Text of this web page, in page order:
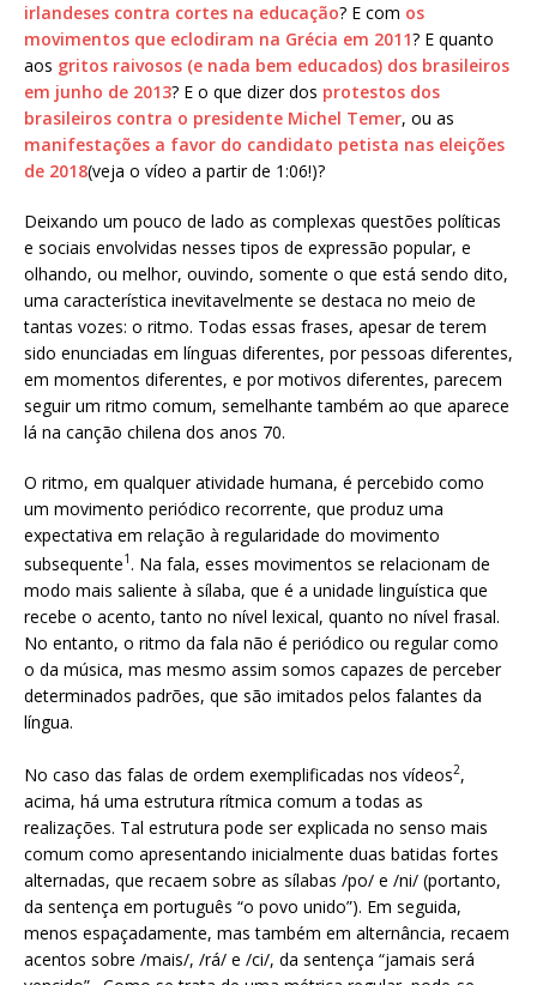
irlandeses contra cortes na educação? E com os
movimentos que eclodiram na Grécia em 2011? E quanto
aos gritos raivosos (e nada bem educados) dos brasileiros
em junho de 2013? E o que dizer dos protestos dos
brasileiros contra o presidente Michel Temer, ou as
manifestações a favor do candidato petista nas eleições
de 2018(veja o vídeo a partir de 1:06!)?
Deixando um pouco de lado as complexas questões políticas
e sociais envolvidas nesses tipos de expressão popular, e
olhando, ou melhor, ouvindo, somente o que está sendo dito,
uma característica inevitavelmente se destaca no meio de
tantas vozes: o ritmo. Todas essas frases, apesar de terem
sido enunciadas em línguas diferentes, por pessoas diferentes,
em momentos diferentes, e por motivos diferentes, parecem
seguir um ritmo comum, semelhante também ao que aparece
lá na canção chilena dos anos 70.
O ritmo, em qualquer atividade humana, é percebido como
um movimento periódico recorrente, que produz uma
expectativa em relação à regularidade do movimento
subsequente1. Na fala, esses movimentos se relacionam de
modo mais saliente à sílaba, que é a unidade linguística que
recebe o acento, tanto no nível lexical, quanto no nível frasal.
No entanto, o ritmo da fala não é periódico ou regular como
o da música, mas mesmo assim somos capazes de perceber
determinados padrões, que são imitados pelos falantes da
língua.
No caso das falas de ordem exemplificadas nos vídeos2,
acima, há uma estrutura rítmica comum a todas as
realizações. Tal estrutura pode ser explicada no senso mais
comum como apresentando inicialmente duas batidas fortes
alternadas, que recaem sobre as sílabas /po/ e /ni/ (portanto,
da sentença em português “o povo unido”). Em seguida,
menos espaçadamente, mas também em alternância, recaem
acentos sobre /mais/, /rá/ e /ci/, da sentença “jamais será